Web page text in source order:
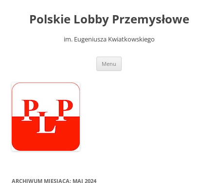
Polskie Lobby Przemysłowe
im. Eugeniusza Kwiatkowskiego
Menu
ARCHIWUM MIESIĄCA: MAJ 2024